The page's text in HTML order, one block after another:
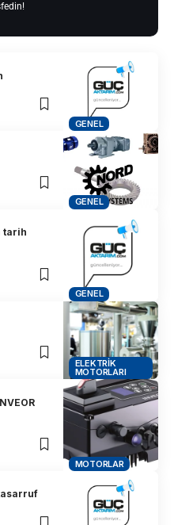
GENEL
GENEL
GENEL
tarih
ELEKTRIK
MOTORLARI
MOTORLAR